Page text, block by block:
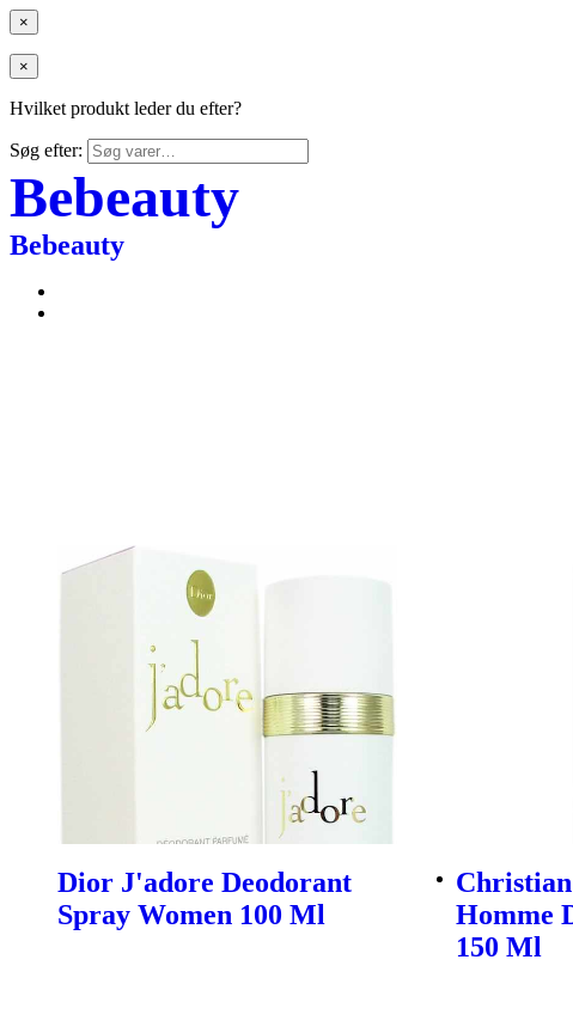
×
×
Hvilket produkt leder du efter?
Søg efter:
Bebeauty
Bebeauty
Dior J'adore Deodorant
Spray Women 100 Ml
Homme
150 Ml